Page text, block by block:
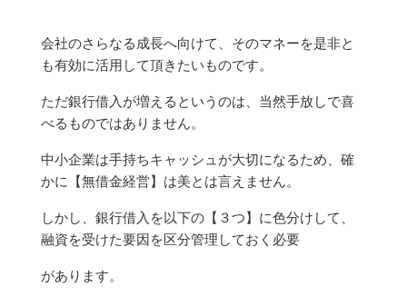
会社のさらなる成長へ向けて、そのマネーを是非と
も有効に活用して頂きたいものです。
ただ銀行借入が増えるというのは、当然手放しで喜
べるものではありません。
中小企業は手持ちキャッシュが大切になるため、確
かに【無借金経営】は美とは言えません。
しかし、銀行借入を以下の【３つ】に色分けして、
融資を受けた要因を区分管理しておく必要
があります。